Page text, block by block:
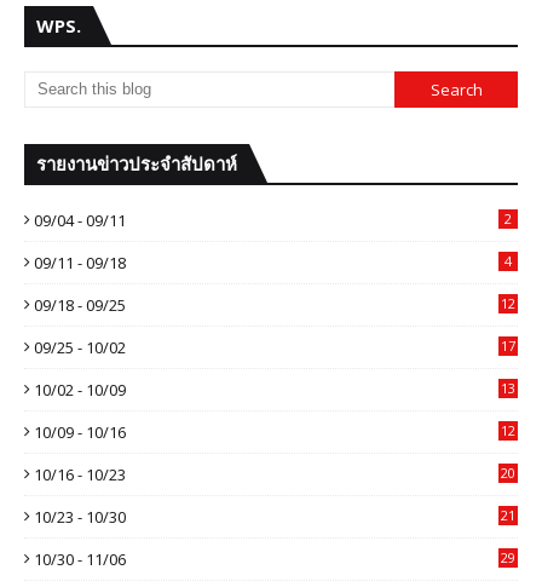
WPS.
รายงานข่าวประจำสัปดาห์
09/04 - 09/11 2
09/11 - 09/18 4
09/18 - 09/25 12
09/25 - 10/02 17
10/02 - 10/09 13
10/09 - 10/16 12
10/16 - 10/23 20
10/23 - 10/30 21
10/30 - 11/06 29